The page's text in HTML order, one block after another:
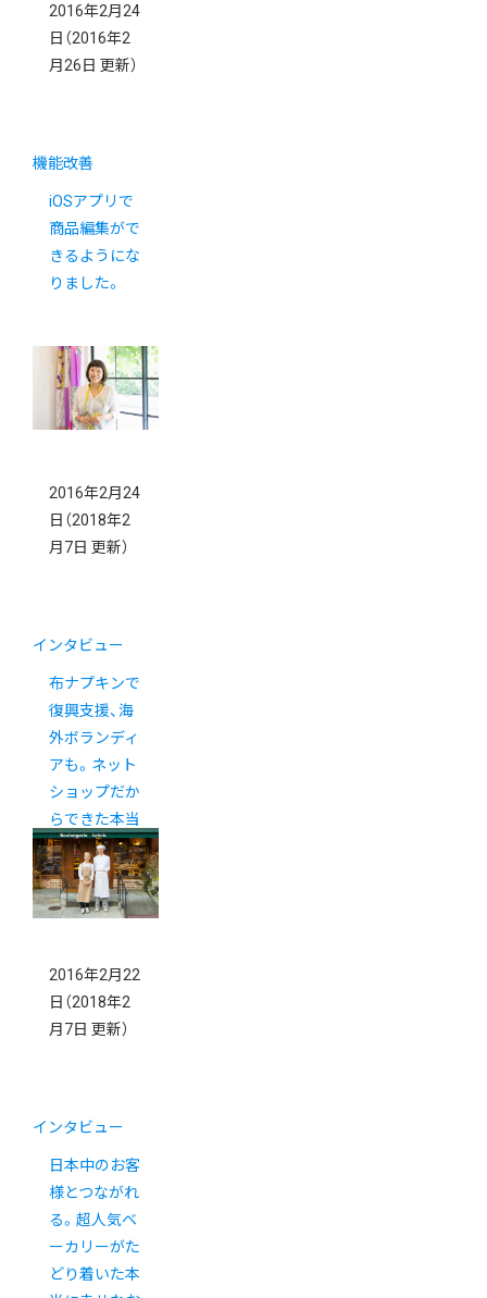
2016年2月24
日 （2016年2
月26日 更新）
機能改善
iOSアプリで
商品編集がで
きるようにな
りました。
2016年2月24
日 （2018年2
月7日 更新）
インタビュー
布ナプキンで
復興支援、海
外ボランディ
アも。ネット
ショップだか
らできた本当
にやりたかっ
たこと
2016年2月22
日 （2018年2
月7日 更新）
インタビュー
日本中のお客
様とつながれ
る。超人気ベ
ーカリーがた
どり着いた本